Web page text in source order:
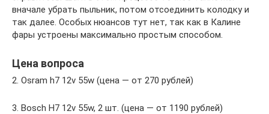
вначале убрать пыльник, потом отсоединить колодку и
так далее. Особых нюансов тут нет, так как в Калине
фары устроены максимально простым способом.
Цена вопроса
2. Osram h7 12v 55w (цена — от 270 рублей)
3. Bosch H7 12v 55w, 2 шт. (цена — от 1190 рублей)